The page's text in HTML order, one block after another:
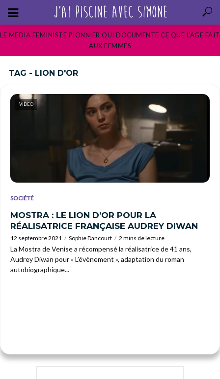
LE MEDIA FEMINISTE PIONNIER QUI DOCUMENTE CE QUE L’AGE FAIT
AUX FEMMES
TAG - LION D'OR
VIDEO
SOCIÉTÉ
MOSTRA : LE LION D’OR POUR LA
RÉALISATRICE FRANÇAISE AUDREY DIWAN
12 septembre 2021 Sophie Dancourt 2 mins de lecture
La Mostra de Venise a récompensé la réalisatrice de 41 ans,
Audrey Diwan pour « L’évènement », adaptation du roman
autobiographique...